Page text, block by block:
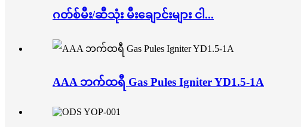
ဂတ်စ်မီး/ဆီသုံး မီးချောင်းများ ငါ...
AAA ဘက်ထရီ Gas Pules Igniter YD1.5-1A